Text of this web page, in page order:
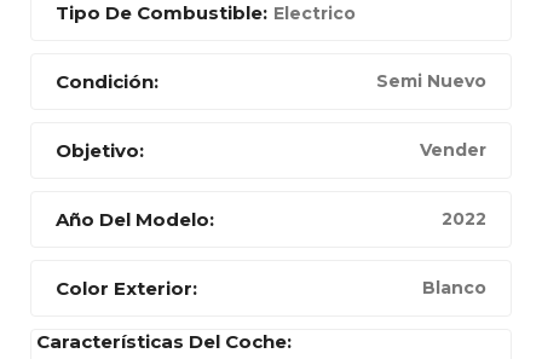
Tipo De Combustible: Electrico
Condición: Semi Nuevo
Objetivo: Vender
Año Del Modelo: 2022
Color Exterior: Blanco
Características Del Coche: